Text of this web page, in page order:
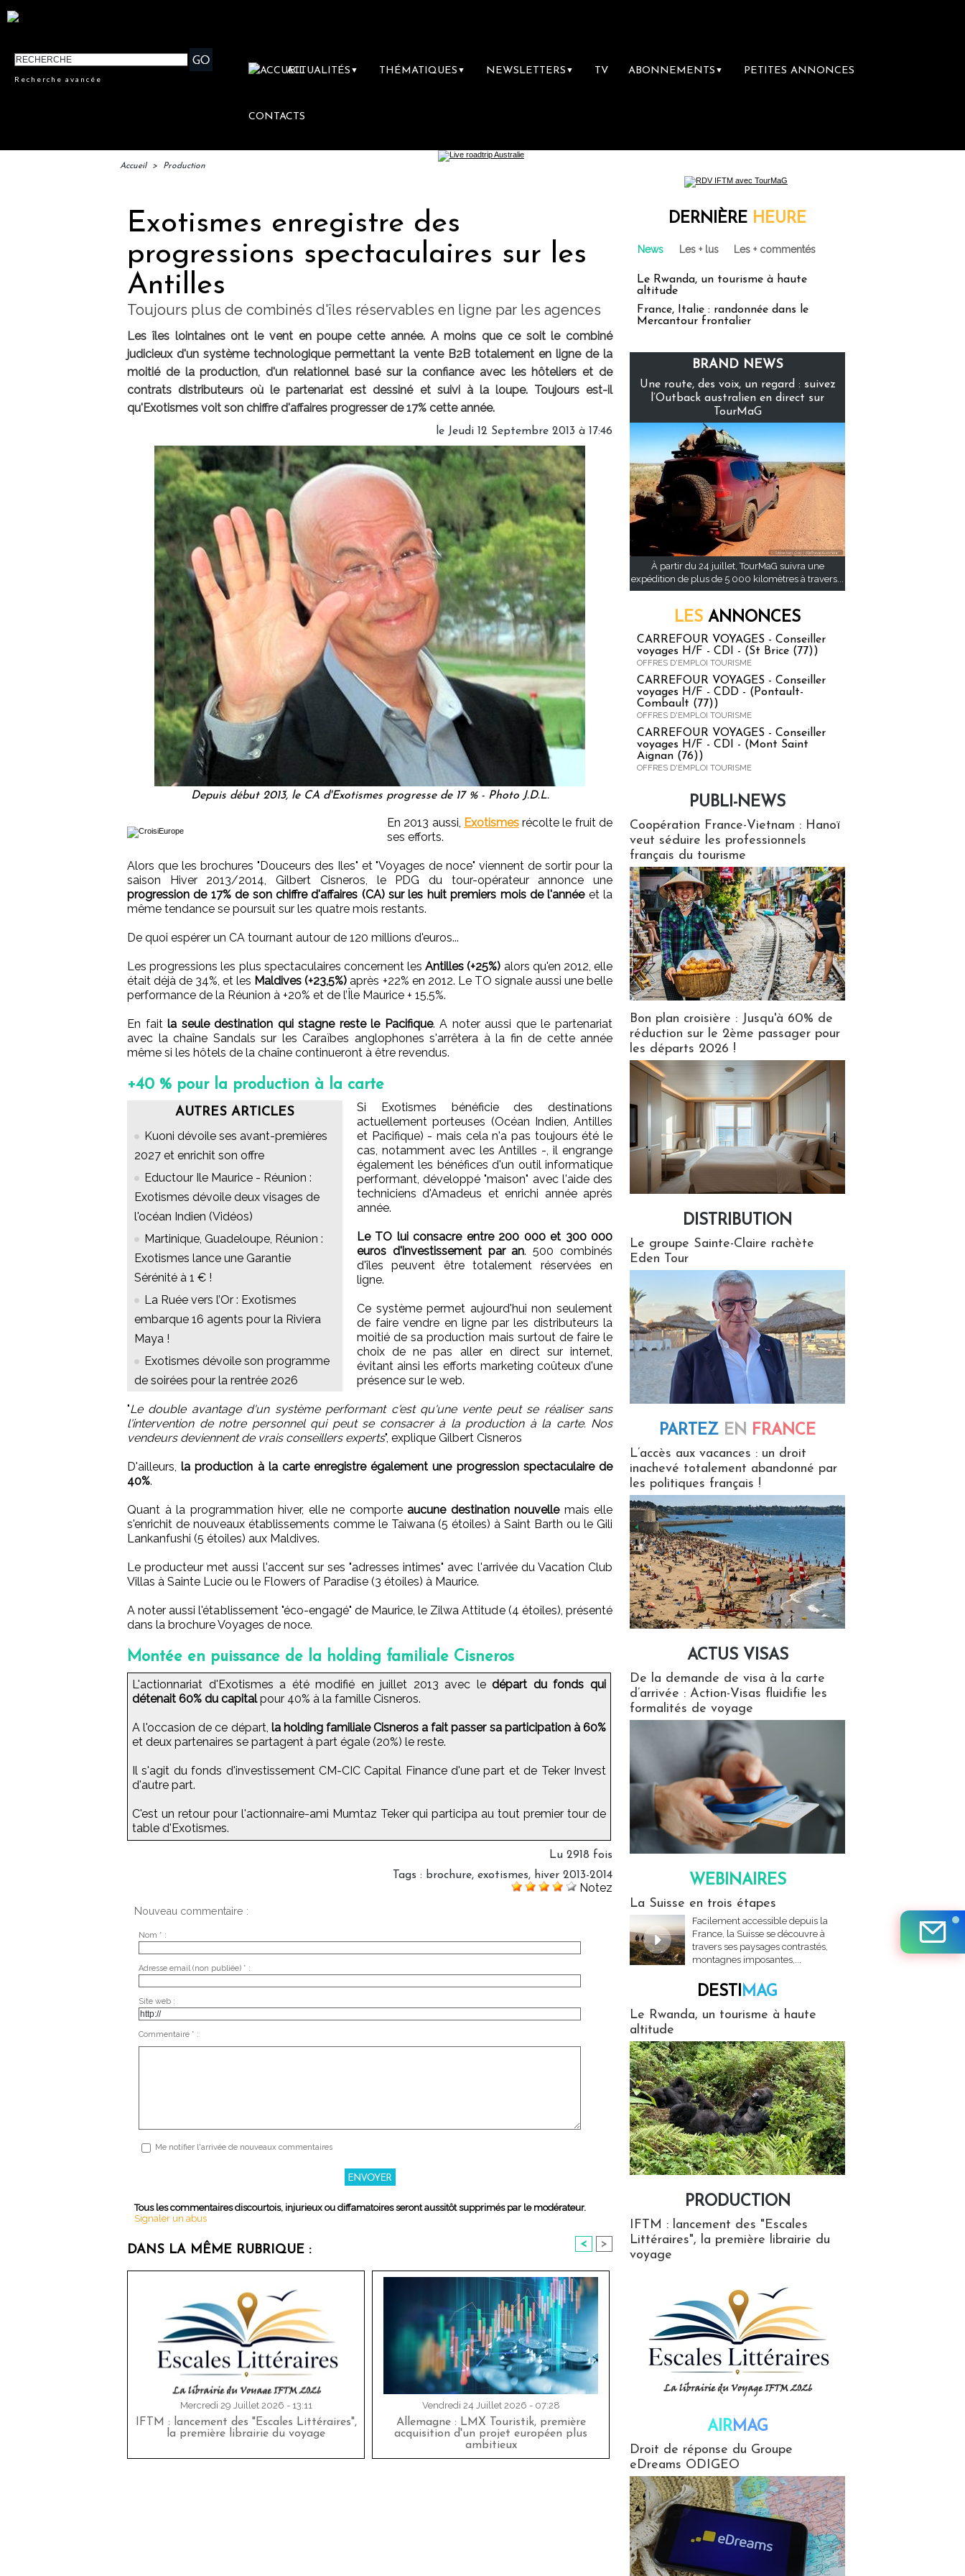
Recherche avancée
ACTUALITÉS ▼ THÉMATIQUES ▼ NEWSLETTERS ▼ TV ABONNEMENTS ▼ PETITES ANNONCES
CONTACTS
Accueil > Production
Exotismes enregistre des
progressions spectaculaires sur les
Antilles
Toujours plus de combinés d'îles réservables en ligne par les agences
Les îles lointaines ont le vent en poupe cette année. A moins que ce soit le combiné
judicieux d'un système technologique permettant la vente B2B totalement en ligne de la
moitié de la production, d'un relationnel basé sur la confiance avec les hôteliers et de
contrats distributeurs où le partenariat est dessiné et suivi à la loupe. Toujours est-il
qu'Exotismes voit son chiffre d'affaires progresser de 17% cette année.
le Jeudi 12 Septembre 2013 à 17:46
Depuis début 2013, le CA d'Exotismes progresse de 17 % - Photo J.D.L.
En 2013 aussi, Exotismesrécolte le fruit de
ses efforts.
Alors que les brochures "Douceurs des Iles" et "Voyages de noce" viennent de sortir pour la
saison Hiver 2013/2014, Gilbert Cisneros, le PDG du tour-opérateur annonce une
progression de 17% de son chiffre d'affaires (CA) sur les huit premiers mois de l'annéeet la
même tendance se poursuit sur les quatre mois restants.
De quoi espérer un CA tournant autour de 120 millions d'euros...
Les progressions les plus spectaculaires concernent lesAntilles (+25%) alors qu'en 2012, elle
était déjà de 34%, et les Maldives (+23,5%) après +22% en 2012. Le TO signale aussi une belle
performance de la Réunion à +20% et de l’Île Maurice + 15,5%.
En faitla seule destination qui stagne reste le Pacifique. A noter aussi que le partenariat
avec la chaîne Sandals sur les Caraïbes anglophones s'arrêtera à la fin de cette année
même si les hôtels de la chaîne continueront à être revendus.
+40 % pour la production à la carte
AUTRES ARTICLES
Kuoni dévoile ses avant-premières
2027 et enrichit son offre
Eductour Ile Maurice - Réunion :
Exotismes dévoile deux visages de
l'océan Indien (Vidéos)
Martinique, Guadeloupe, Réunion :
Exotismes lance une Garantie
Sérénité à 1 € !
La Ruée vers l’Or : Exotismes
embarque 16 agents pour la Riviera
Maya !
Exotismes dévoile son programme
de soirées pour la rentrée 2026
Si Exotismes bénéficie des destinations
actuellement porteuses (Océan Indien, Antilles
et Pacifique) - mais cela n'a pas toujours été le
cas, notamment avec les Antilles -, il engrange
également les bénéfices d'un outil informatique
performant, développé "maison" avec l'aide des
techniciens d'Amadeus et enrichi année après
année.
Le TO lui consacre entre 200 000 et 300 000
euros d'investissement par an. 500 combinés
d'îles peuvent être totalement réservées en
ligne.
Ce système permet aujourd'hui non seulement
de faire vendre en ligne par les distributeurs la
moitié de sa production mais surtout de faire le
choix de ne pas aller en direct sur internet,
évitant ainsi les efforts marketing coûteux d'une
présence sur le web.
"Le double avantage d'un système performant c'est qu'une vente peut se réaliser sans
l'intervention de notre personnel qui peut se consacrer à la production à la carte. Nos
vendeurs deviennent de vrais conseillers experts", explique Gilbert Cisneros
D'ailleurs,la production à la carte enregistre également une progression spectaculaire de
40%.
Quant à la programmation hiver, elle ne comporte aucune destination nouvellemais elle
s'enrichit de nouveaux établissements comme le Taiwana (5 étoiles) à Saint Barth ou le Gili
Lankanfushi (5 étoiles) aux Maldives.
Le producteur met aussi l'accent sur ses "adresses intimes" avec l'arrivée du Vacation Club
Villas à Sainte Lucie ou le Flowers of Paradise (3 étoiles) à Maurice.
A noter aussi l'établissement "éco-engagé" de Maurice, le Zilwa Attitude (4 étoiles), présenté
dans la brochure Voyages de noce.
Montée en puissance de la holding familiale Cisneros
L'actionnariat d'Exotismes a été modifié en juillet 2013 avec ledépart du fonds qui
détenait 60% du capitalpour 40% à la famille Cisneros.
A l'occasion de ce départ, la holding familiale Cisneros a fait passer sa participation à 60%
et deux partenaires se partagent à part égale (20%) le reste.
Il s'agit du fonds d'investissement CM-CIC Capital Finance d'une part et de Teker Invest
d'autre part.
C'est un retour pour l'actionnaire-ami Mumtaz Teker qui participa au tout premier tour de
table d'Exotismes.
Lu 2918 fois
Tags : brochure, exotismes, hiver 2013-2014
Notez
Nouveau commentaire :
Nom * :
Adresse email (non publiée) * :
Site web :
Commentaire * :
Me notifier l'arrivée de nouveaux commentaires
Tous les commentaires discourtois, injurieux ou diffamatoires seront aussitôt supprimés par le modérateur.
Signaler un abus
DANS LA MÊME RUBRIQUE : < >
Mercredi 29 Juillet 2026 - 13:11
IFTM : lancement des "Escales Littéraires",
la première librairie du voyage
Vendredi 24 Juillet 2026 - 07:28
Allemagne : LMX Touristik, première
acquisition d'un projet européen plus
ambitieux
DERNIÈRE HEURE
News Les + lus Les + commentés
Le Rwanda, un tourisme à haute
altitude
France, Italie : randonnée dans le
Mercantour frontalier
BRAND NEWS
Une route, des voix, un regard : suivez
l’Outback australien en direct sur
TourMaG
À partir du 24 juillet, TourMaG suivra une
expédition de plus de 5 000 kilomètres à travers...
LES ANNONCES
CARREFOUR VOYAGES - Conseiller
voyages H/F - CDI - (St Brice (77))
OFFRES D'EMPLOI TOURISME
CARREFOUR VOYAGES - Conseiller
voyages H/F - CDD - (Pontault-
Combault (77))
OFFRES D'EMPLOI TOURISME
CARREFOUR VOYAGES - Conseiller
voyages H/F - CDI - (Mont Saint
Aignan (76))
OFFRES D'EMPLOI TOURISME
PUBLI-NEWS
Coopération France-Vietnam : Hanoï
veut séduire les professionnels
français du tourisme
Bon plan croisière : Jusqu'à 60% de
réduction sur le 2ème passager pour
les départs 2026 !
DISTRIBUTION
Le groupe Sainte-Claire rachète
Eden Tour
PARTEZ EN FRANCE
L’accès aux vacances : un droit
inachevé totalement abandonné par
les politiques français !
ACTUS VISAS
De la demande de visa à la carte
d’arrivée : Action-Visas fluidifie les
formalités de voyage
WEBINAIRES
La Suisse en trois étapes
Facilement accessible depuis la
France, la Suisse se découvre à
travers ses paysages contrastés,
montagnes imposantes,...
DESTIMAG
Le Rwanda, un tourisme à haute
altitude
PRODUCTION
IFTM : lancement des "Escales
Littéraires", la première librairie du
voyage
AIRMAG
Droit de réponse du Groupe
eDreams ODIGEO